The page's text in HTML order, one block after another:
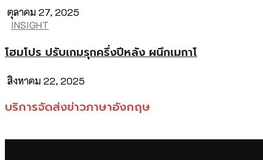
ตุลาคม 27, 2025
INSIGHT
โฮมโปร ปรับเกมรุกครึ่งปีหลัง ผนึกเมกาโ
สิงหาคม 22, 2025
บริการจัดส่งข่าวภาษาอังกฤษ